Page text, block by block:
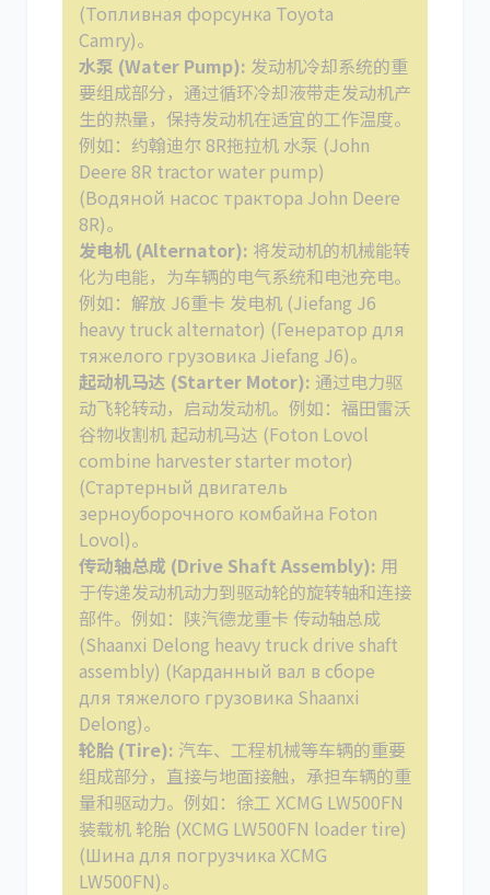
(Топливная форсунка Toyota
Camry)。
水泵 (Water Pump): 发动机冷却系统的重
要组成部分，通过循环冷却液带走发动机产
生的热量，保持发动机在适宜的工作温度。
例如：约翰迪尔 8R拖拉机 水泵 (John
Deere 8R tractor water pump)
(Водяной насос трактора John Deere
8R)。
发电机 (Alternator): 将发动机的机械能转
化为电能，为车辆的电气系统和电池充电。
例如：解放 J6重卡 发电机 (Jiefang J6
heavy truck alternator) (Генератор для
тяжелого грузовика Jiefang J6)。
起动机马达 (Starter Motor): 通过电力驱
动飞轮转动，启动发动机。例如：福田雷沃
谷物收割机 起动机马达 (Foton Lovol
combine harvester starter motor)
(Стартерный двигатель
зерноуборочного комбайна Foton
Lovol)。
传动轴总成 (Drive Shaft Assembly): 用
于传递发动机动力到驱动轮的旋转轴和连接
部件。例如：陕汽德龙重卡 传动轴总成
(Shaanxi Delong heavy truck drive shaft
assembly) (Карданный вал в сборе
для тяжелого грузовика Shaanxi
Delong)。
轮胎 (Tire): 汽车、工程机械等车辆的重要
组成部分，直接与地面接触，承担车辆的重
量和驱动力。例如：徐工 XCMG LW500FN
装载机 轮胎 (XCMG LW500FN loader tire)
(Шина для погрузчика XCMG
LW500FN)。